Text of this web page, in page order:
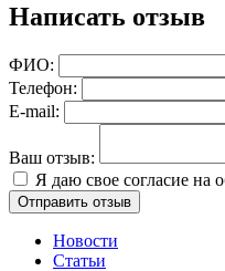
Написать отзыв
ФИО:
Телефон:
E-mail:
Ваш отзыв:
Я даю свое согласие на
Новости
Статьи